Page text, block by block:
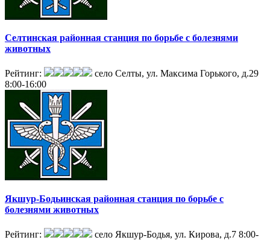
Селтинская районная станция по борьбе с болезнями
животных
Рейтинг:
село Селты, ул. Максима Горького, д.29
8:00-16:00
Якшур-Бодьинская районная станция по борьбе с
болезнями животных
Рейтинг: село Якшур-Бодья, ул. Кирова, д.7 8:00-